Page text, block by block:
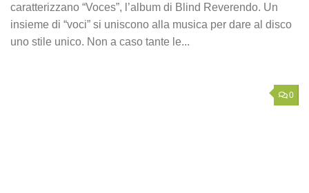
caratterizzano “Voces”, l’album di Blind Reverendo. Un
insieme di “voci” si uniscono alla musica per dare al disco
uno stile unico. Non a caso tante le...
0